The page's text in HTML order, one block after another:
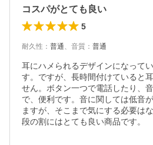
コスパがとても良い
5
耐久性 ： 普通、 音質 ： 普通
耳にハメられるデザインになって
す。ですが、長時間付けていると
せん。ボタン一つで電話したり、
で、便利です。音に関しては低音
ますが、そこまで気にする必要は
段の割にはとても良い商品です。